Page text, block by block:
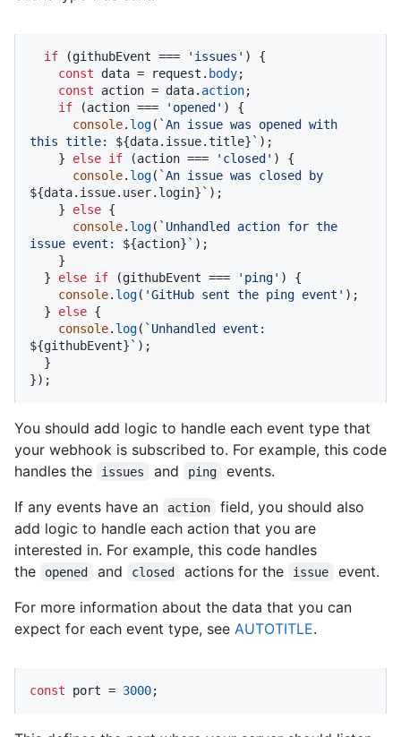
if (githubEvent === 'issues' ) {
const data = request. body;
const action = data. action;
if (action === 'opened' ) {
console. log( `An issue was opened with
this title: ${data.issue.title}` );
    }
else if (action === 'closed' ) {
console. log(
${data.issue.user.login}` );
    }
else {
console. log( `Unhandled action for the
issue event: ${action}` );
  }
else if (githubEvent === 'ping' ) {
console. log( 'GitHub sent the ping event' );
  }
else {
console. log(
${githubEvent}` );
});
You should add logic to handle each event type that
your webhook is subscribed to. For example, this code
handles the
issues and ping
events.
If any events have an
action
field, you should also
add logic to handle each action that you are
interested in. For example, this code handles
the
opened and closed actions for the issue
event.
For more information about the data that you can
expect for each event type, see AUTOTITLE.
const port = 3000;